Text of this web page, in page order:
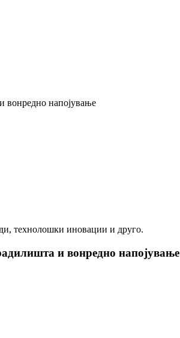
вонредно напојување
технолошки иновации и друго.
и вонредно напојување